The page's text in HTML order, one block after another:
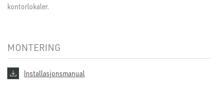
kontorlokaler.
MONTERING
Installasjonsmanual